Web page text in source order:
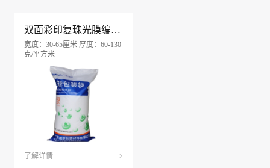
双面彩印复珠光膜编织袋
宽度：30-65厘米 厚度：60-130
克/平方米
了解详情